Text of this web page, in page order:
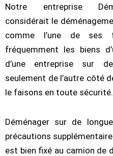
Notre entreprise
considérait le
comme l’une de ses
fréquemment les biens
d’une entreprise sur
seulement de l’autre côté
le faisons en toute sécurité.
Déménager sur de
précautions
est bien fixé au camion de